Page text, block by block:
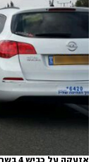
אזעקה על כביש 4 בשרון, היום